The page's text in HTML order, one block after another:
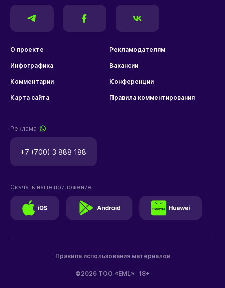
О проекте Рекламодателям
Инфографика Вакансии
Комментарии Конференции
Карта сайта Правила комментирования
Реклама
+7 (700) 3 888 188
©2026 ТОО «EML» 18+
Правила использования материалов
Скачать наше приложение